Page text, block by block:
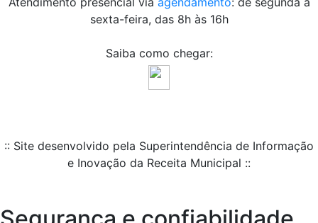
sexta-feira, das 8h às 16h
Saiba como chegar:
:: Site desenvolvido pela Superintendência de Informação
e Inovação da Receita Municipal ::